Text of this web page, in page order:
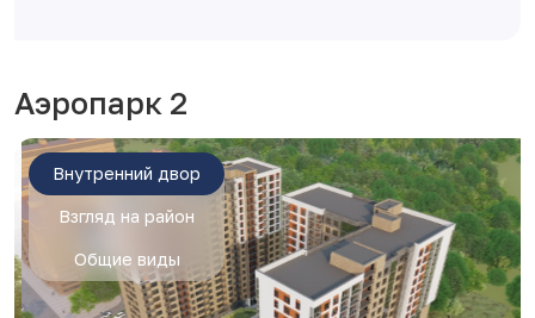
Аэропарк 2
Внутренний двор
Взгляд на район
Общие виды